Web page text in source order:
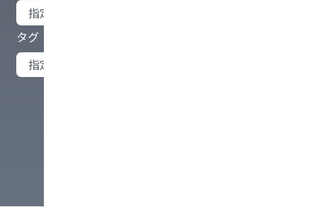
タグ